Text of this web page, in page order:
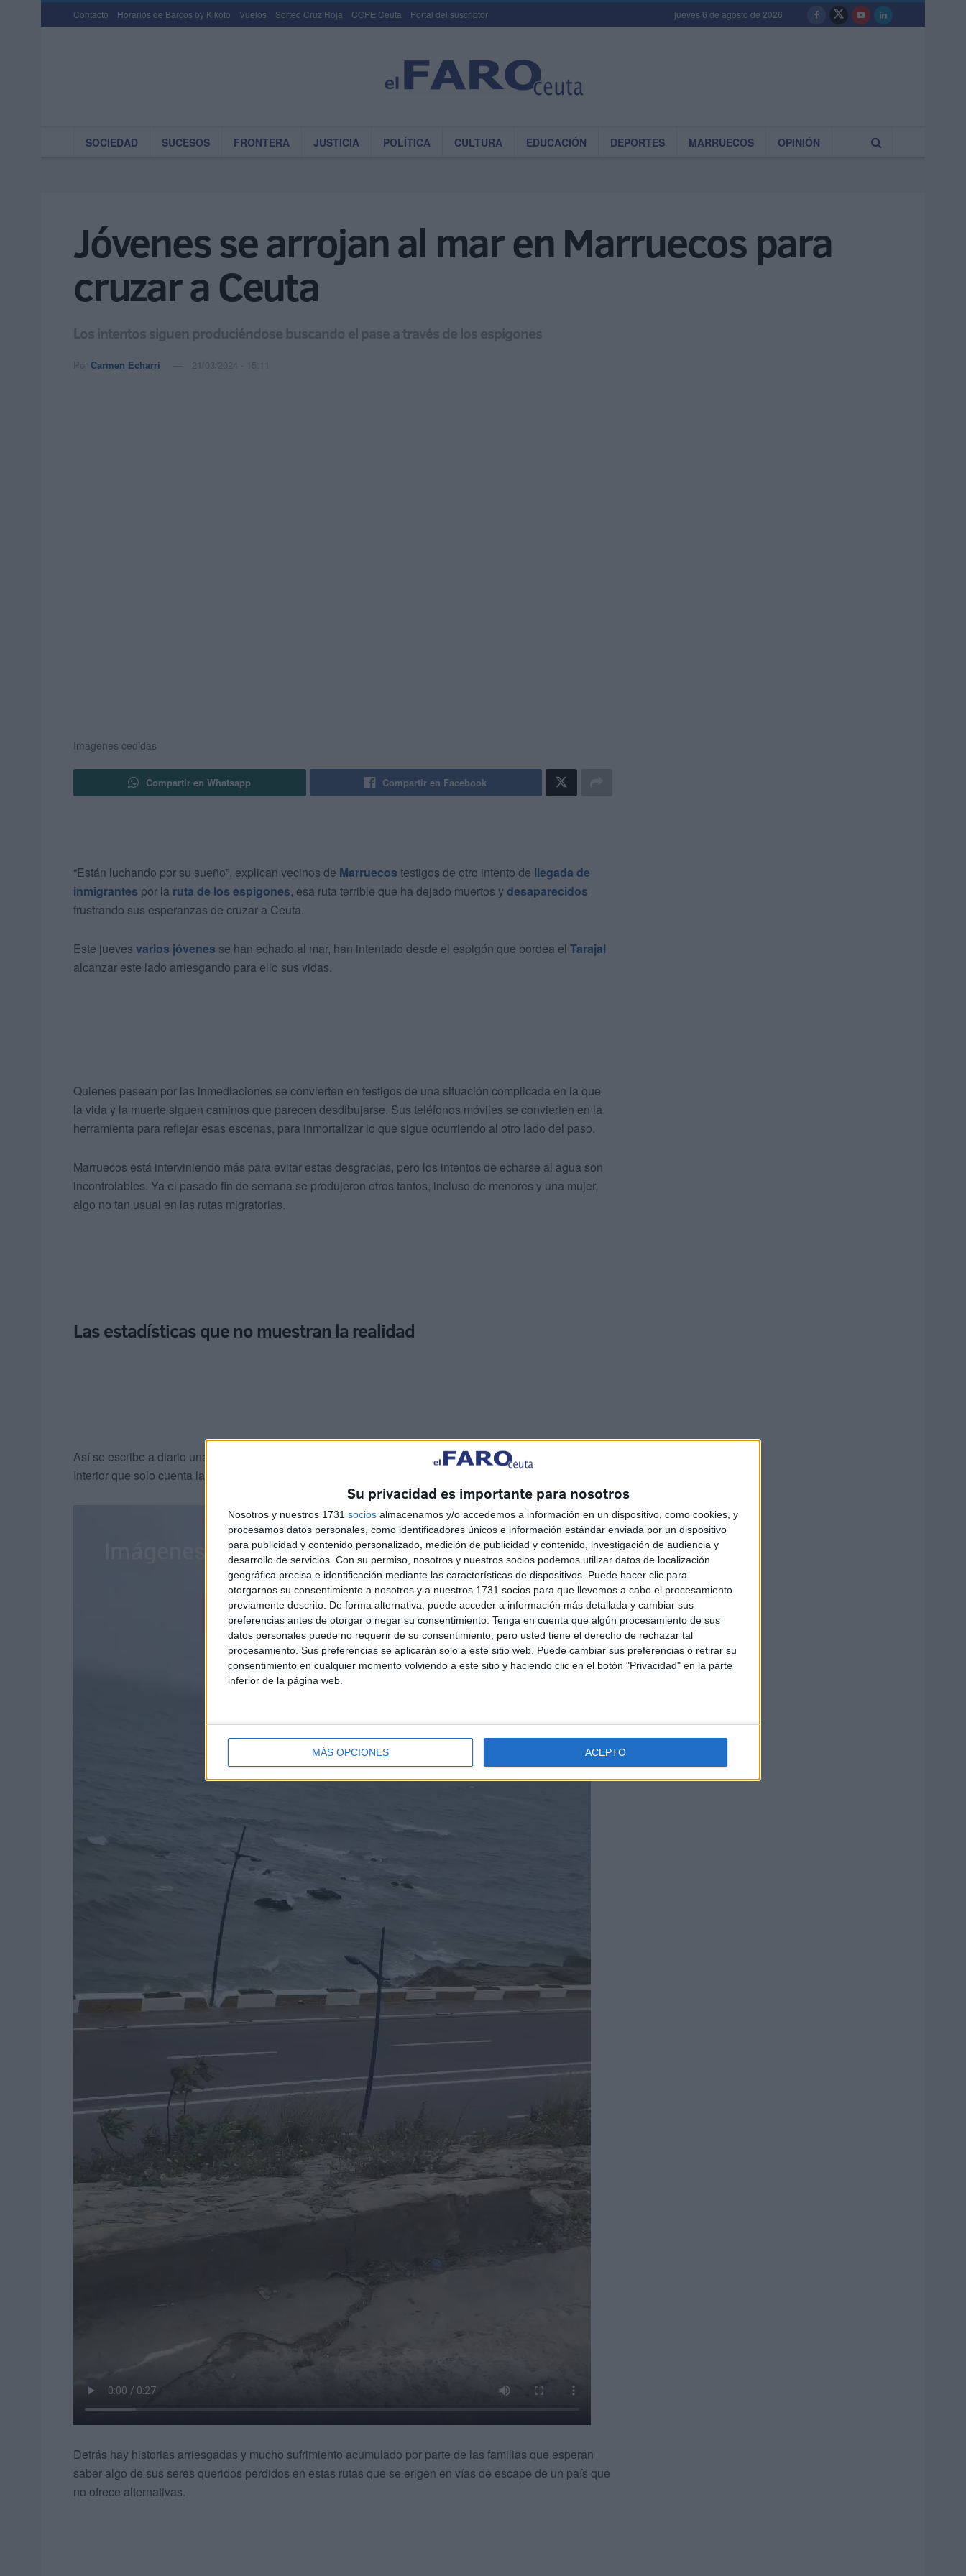
Su privacidad es importante para nosotros
Nosotros y nuestros 1731 socios almacenamos y/o accedemos a información en un dispositivo, como cookies, y
procesamos datos personales, como identificadores únicos e información estándar enviada por un dispositivo
para publicidad y contenido personalizado, medición de publicidad y contenido, investigación de audiencia y
desarrollo de servicios. Con su permiso, nosotros y nuestros socios podemos utilizar datos de localización
geográfica precisa e identificación mediante las características de dispositivos. Puede hacer clic para
otorgarnos su consentimiento a nosotros y a nuestros 1731 socios para que llevemos a cabo el procesamiento
previamente descrito. De forma alternativa, puede acceder a información más detallada y cambiar sus
preferencias antes de otorgar o negar su consentimiento. Tenga en cuenta que algún procesamiento de sus
datos personales puede no requerir de su consentimiento, pero usted tiene el derecho de rechazar tal
procesamiento. Sus preferencias se aplicarán solo a este sitio web. Puede cambiar sus preferencias o retirar su
consentimiento en cualquier momento volviendo a este sitio y haciendo clic en el botón "Privacidad" en la parte
inferior de la página web.
MÁS OPCIONES ACEPTO
Contacto Horarios de Barcos by Kikoto Vuelos Sorteo Cruz Roja COPE Ceuta Portal del suscriptor jueves 6 de agosto de 2026
SOCIEDAD SUCESOS FRONTERA JUSTICIA POLÍTICA CULTURA EDUCACIÓN DEPORTES MARRUECOS OPINIÓN
Jóvenes se arrojan al mar en Marruecos para
cruzar a Ceuta
Los intentos siguen produciéndose buscando el pase a través de los espigones
Por Carmen Echarri 21/03/2024 - 15:11
Imágenes cedidas
Compartir en Whatsapp Compartir en Facebook
“Están luchando por su sueño”, explican vecinos de Marruecos testigos de otro intento de llegada de
inmigrantes por la ruta de los espigones, esa ruta terrible que ha dejado muertos ydesaparecidos
frustrando sus esperanzas de cruzar a Ceuta.
Este jueves varios jóvenes se han echado al mar, han intentado desde el espigón que bordea el Tarajal
alcanzar este lado arriesgando para ello sus vidas.
Quienes pasean por las inmediaciones se convierten en testigos de una situación complicada en la que
la vida y la muerte siguen caminos que parecen desdibujarse. Sus teléfonos móviles se convierten en la
herramienta para reflejar esas escenas, para inmortalizar lo que sigue ocurriendo al otro lado del paso.
Marruecos está interviniendo más para evitar estas desgracias, pero los intentos de echarse al agua son
incontrolables. Ya el pasado fin de semana se produjeron otros tantos, incluso de menores y una mujer,
algo no tan usual en las rutas migratorias.
Las estadísticas que no muestran la realidad
Así se escribe a diario una crónica que luego se traduce en estadísticas, las que difunde el Ministerio del
Interior que solo cuenta las personas que llegan a Ceuta no las que intentan ese pase.
Detrás hay historias arriesgadas y mucho sufrimiento acumulado por parte de las familias que esperan
saber algo de sus seres queridos perdidos en estas rutas que se erigen en vías de escape de un país que
no ofrece alternativas.